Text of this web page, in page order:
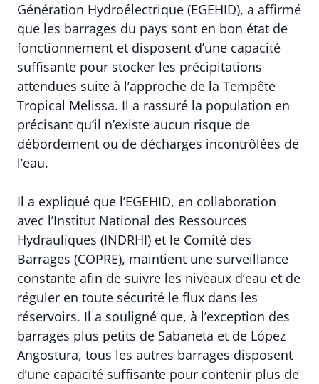
Génération Hydroélectrique (EGEHID), a affirmé
que les barrages du pays sont en bon état de
fonctionnement et disposent d’une capacité
suffisante pour stocker les précipitations
attendues suite à l’approche de la Tempête
Tropical Melissa. Il a rassuré la population en
précisant qu’il n’existe aucun risque de
débordement ou de décharges incontrôlées de
l’eau.
Il a expliqué que l’EGEHID, en collaboration
avec l’Institut National des Ressources
Hydrauliques (INDRHI) et le Comité des
Barrages (COPRE), maintient une surveillance
constante afin de suivre les niveaux d’eau et de
réguler en toute sécurité le flux dans les
réservoirs. Il a souligné que, à l’exception des
barrages plus petits de Sabaneta et de López
Angostura, tous les autres barrages disposent
d’une capacité suffisante pour contenir plus de